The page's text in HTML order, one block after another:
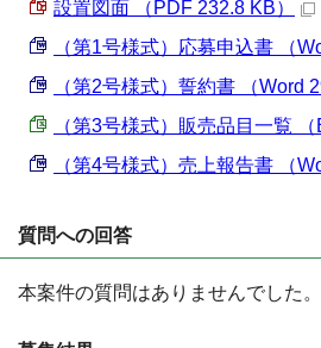
設置図面 （PDF 232.8 KB）
（第1号様式）応募申込書 （
（第2号様式）誓約書 （Word
（第3号様式）販売品目一覧 （
（第4号様式）売上報告書 （
質問への回答
本案件の質問はありませんでした。